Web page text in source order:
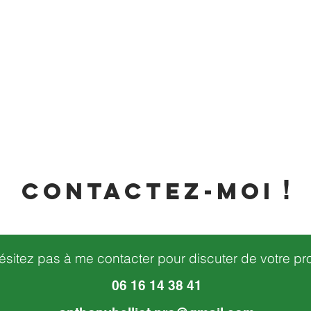
contactez-moi !
pas à me contacter pour discuter de votre
06 16 14 38 41